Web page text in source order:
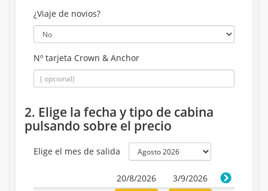
¿Viaje de novios?
Nº tarjeta Crown & Anchor
2. Elige la fecha y tipo de cabina
pulsando sobre el precio
Elige el mes de salida
20/8/2026
3/9/2026